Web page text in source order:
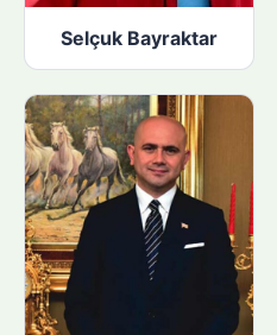
Selçuk Bayraktar